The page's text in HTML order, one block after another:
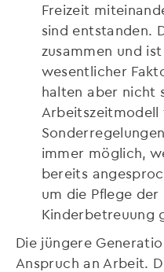
Freizeit
sind entstanden.
zusammen und
wesentlicher
halten aber nicht
Arbeitszeitmodell
immer möglich,
bereits
um die Pflege
Kinderbetreuung
Die jüngere
Anspruch an Arbeit.